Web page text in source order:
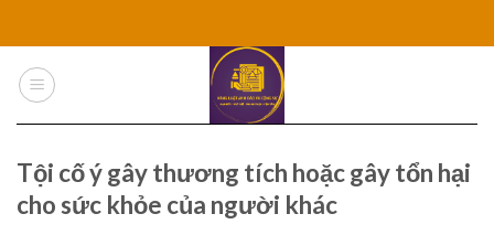
content
Tội cố ý gây thương tích hoặc gây tổn hại
cho sức khỏe của người khác